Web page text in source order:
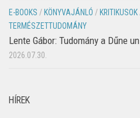
E-BOOKS / KÖNYVAJÁNLÓ /
TERMÉSZETTUDOMÁNY
Lente Gábor: Tudomány a Dűne
2026.07.30.
HÍREK